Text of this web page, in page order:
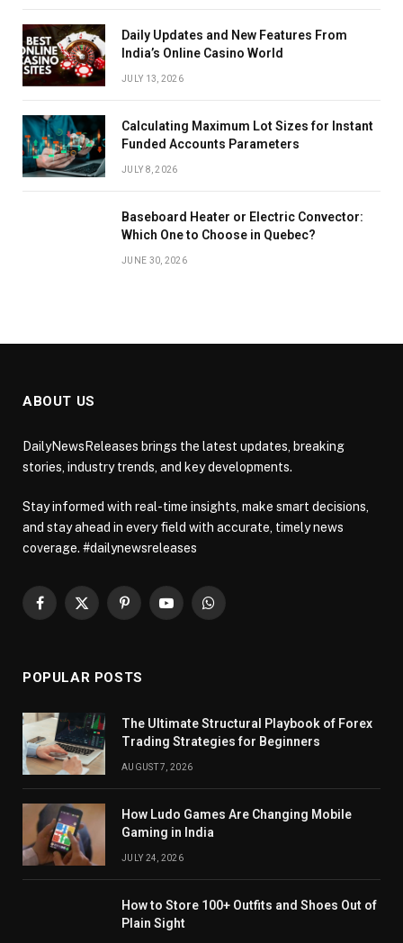
Daily Updates and New Features From
India’s Online Casino World
JULY 13, 2026
Calculating Maximum Lot Sizes for Instant
Funded Accounts Parameters
JULY 8, 2026
Baseboard Heater or Electric Convector:
Which One to Choose in Quebec?
JUNE 30, 2026
ABOUT US
DailyNewsReleases brings the latest updates, breaking
stories, industry trends, and key developments.
Stay informed with real-time insights, make smart decisions,
and stay ahead in every field with accurate, timely news
coverage. #dailynewsreleases
Facebook
X
PinterestYouTubeWhatsApp
POPULAR POSTS
The Ultimate Structural Playbook of Forex
Trading Strategies for Beginners
AUGUST 7, 2026
How Ludo Games Are Changing Mobile
Gaming in India
JULY 24, 2026
How to Store 100+ Outfits and Shoes Out of
Plain Sight